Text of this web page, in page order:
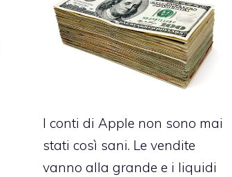
I conti di Apple non sono mai
stati così sani. Le vendite
vanno alla grande e i liquidi